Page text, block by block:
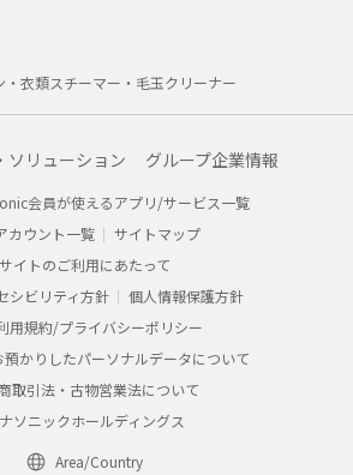
© Panasonic Corporation
マーケティング ジャパン株式会社